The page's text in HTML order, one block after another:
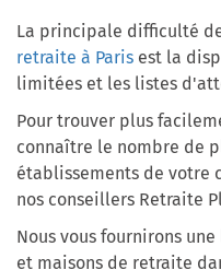
La principale difficulté
retraite à Paris est la
limitées et les listes
Pour trouver plus
connaître le nombre de
établissements de votre
nos conseillers Retraite
Nous vous fournirons
et maisons de retraite